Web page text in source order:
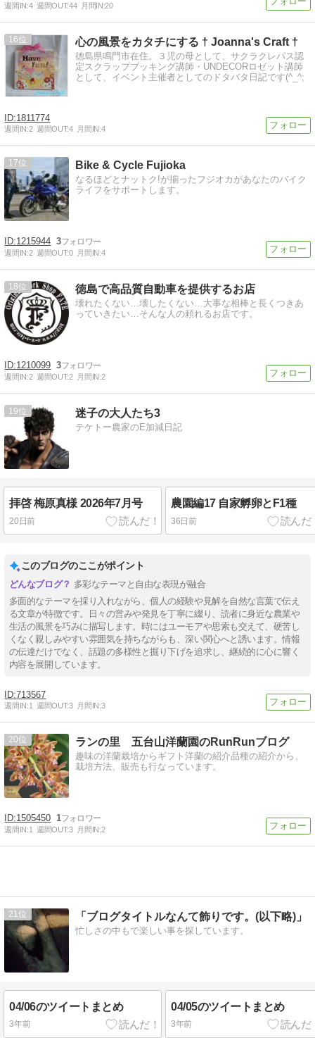
週間IN:4 週間OUT:44 月間IN:20
16 心の風景をカタチにする † Joanna's Craft †
徳島県鳴門市在住。３児の母として、サクラクレパス認
定スクラップブッキング講師・UNDECORロゼット講師
として、イベント主催者としてのドタバタ日記です(^_^;
1811774
週間IN:2 週間OUT:4 月間IN:4
17 Bike & Cycle Fujioka
なるほどとナットク!が揃ったフジオカがあなたのバイク
ライフをサポートします。
1215944 3
週間IN:2 週間OUT:0 月間IN:4
18 徳島で高品質自動車を提供するお店
壊れたくない…壊したくない…大事な相棒と長くつきあ
っていきたい…そんな人の頼れるお店です。
1210099 3
週間IN:2 週間OUT:2 月間IN:2
19 迷子の大人たち3
テケトー農家のE加減日記
拝啓 梅原真様 2026年7月号
20日前
農園編17 自家孵卵とF1種
36日前
このブログのここがポイント
多彩なテーマと自由な表現が融合
多面的なテーマを採り入れながら、個人の経験や見解を自然な言葉で伝え
る文章が特徴です。日々の営みや発見を丁寧に綴り、読者に身近な農業や
生活の風景を巧みに描写します。時にはユーモアや思索も交えて、硬苦し
くなく親しみやすい雰囲気を持ちながらも、深い関心へと誘います。情報
の伝達だけでなく、話題の多様性と掘り下げを追求し、継続的に心に響く
内容を展開しています。
713567
週間IN:1 週間OUT:3 月間IN:3
20 ランの里 五台山洋蘭園のRunRunブログ
趣味の洋蘭栽培からギフト洋蘭の紹介品種の紹介から、
栽培方法、販売も行なっています。
1505450 1
週間IN:1 週間OUT:3 月間IN:2
21 「ブログタイトルなんて飾りです。(以下略)」
忙しさの中もで楽しい事を探しています。
04/06のツイートまとめ
3年前
04/05のツイートまとめ
3年前